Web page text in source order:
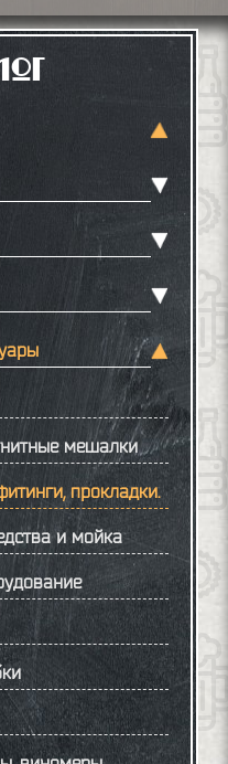
мешалки
прокладки.
и мойка